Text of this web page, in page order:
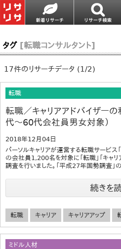
タグ [転職コンサルタント]
17件のリサーチデータ (1/2)
転職
転職／キャリアアドバイザー
代～60代会社員男女対象）
2018年12月04日
パーソルキャリアが運営する転職サービス
の会社員1,200名を対象に「転職」「キャ
調査を行いました。「平成27年国勢調査」
続きを
転職 キャリア キャリアアップ
ミドル人材